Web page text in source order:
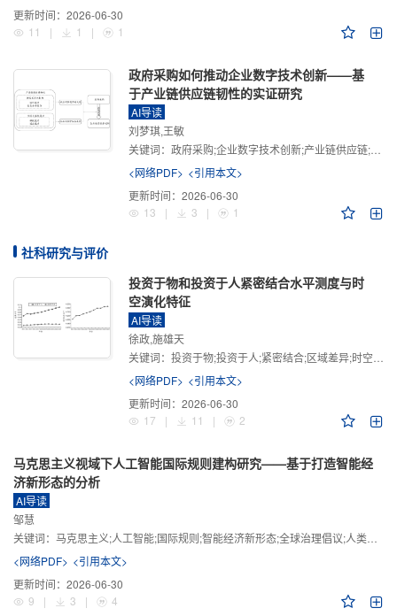
更新时间： 2026-06-30
11
| 1 | 1
政府采购如何推动企业数字技术创新——基
于产业链供应链韧性的实证研究
AI导读
刘梦琪,王敏
关键词： 政府采购;企业数字技术创新;产业链供应链;产业链供应链韧性;需求侧财政政策
<网络PDF> <引用本文>
更新时间： 2026-06-30
13
| 3 | 1
社科研究与评价
投资于物和投资于人紧密结合水平测度与时
空演化特征
AI导读
徐政,施雄天
关键词： 投资于物;投资于人;紧密结合;区域差异;时空演化
<网络PDF> <引用本文>
更新时间： 2026-06-30
17
| 11 | 2
马克思主义视域下人工智能国际规则建构研究——基于打造智能经
济新形态的分析
AI导读
邹慧
关键词： 马克思主义;人工智能;国际规则;智能经济新形态;全球治理倡议;人类命运共同体
<网络PDF> <引用本文>
更新时间： 2026-06-30
9
| 3 | 4